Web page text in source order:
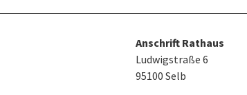
Anschrift Rathaus
Ludwigstraße 6
95100 Selb